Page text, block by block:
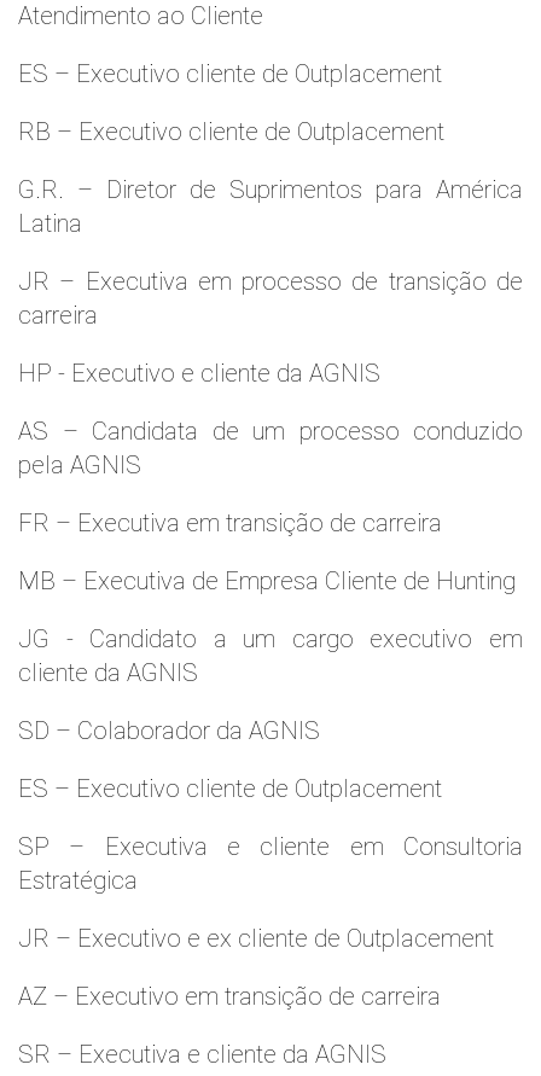
Atendimento ao Cliente
ES – Executivo cliente de Outplacement
RB – Executivo cliente de Outplacement
G.R. – Diretor de Suprimentos para América
Latina
JR – Executiva em processo de transição de
carreira
HP - Executivo e cliente da AGNIS
AS – Candidata de um processo conduzido
pela AGNIS
FR – Executiva em transição de carreira
MB – Executiva de Empresa Cliente de Hunting
JG - Candidato a um cargo executivo em
cliente da AGNIS
SD – Colaborador da AGNIS
ES – Executivo cliente de Outplacement
SP – Executiva e cliente em Consultoria
Estratégica
JR – Executivo e ex cliente de Outplacement
AZ – Executivo em transição de carreira
SR – Executiva e cliente da AGNIS